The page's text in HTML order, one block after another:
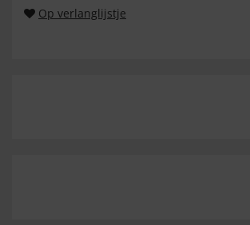
Op verlanglijstje